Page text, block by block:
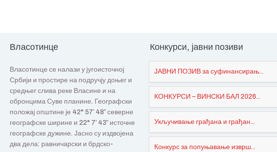
Власотинце
Власотинце се налази у југоисточној
Србији и простире на подручју доњег и
средњег слива реке Власине и на
обронцима Суве планине. Географски
положај општине је 42° 57′ 48″ северне
географске ширине и 22° 7′ 43″ источне
географске дужине. Јасно су издвојена
два дела: равничарски и брдско-
Конкурси, јавни позиви
ЈАВНИ ПОЗИВ за суфинансирањ...
КОНКУРСИ – ВИНСКИ БАЛ 2026...
Укључивање грађана и грађан...
Конкурс за попуњавање изврш...